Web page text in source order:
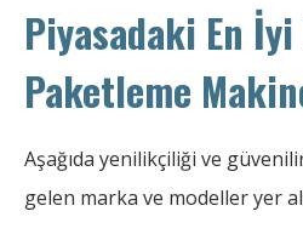
Piyasadaki En İyi
Paketleme
Aşağıda yenilikçiliği ve
gelen marka ve modeller yer